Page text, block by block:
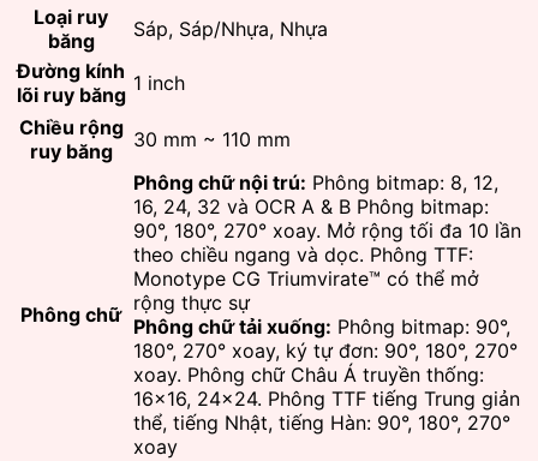
Loại ruy
băng
Sáp, Sáp/Nhựa, Nhựa
Đường kính
lõi ruy băng 1 inch
Chiều rộng
ruy băng
30 mm ~ 110 mm
Phông chữ
Phông chữ nội trú: Phông bitmap: 8, 12,
16, 24, 32 và OCR A & B Phông bitmap:
90°, 180°, 270° xoay. Mở rộng tối đa 10 lần
theo chiều ngang và dọc. Phông TTF:
Monotype CG Triumvirate™ có thể mở
rộng thực sự
Phông chữ tải xuống: Phông bitmap: 90°,
180°, 270° xoay, ký tự đơn: 90°, 180°, 270°
xoay. Phông chữ Châu Á truyền thống:
16×16, 24×24. Phông TTF tiếng Trung giản
thể, tiếng Nhật, tiếng Hàn: 90°, 180°, 270°
xoay